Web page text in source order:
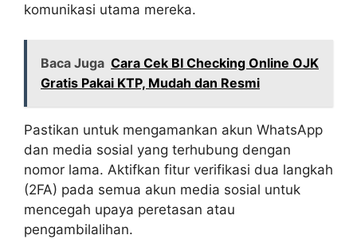
komunikasi utama mereka.
Baca Juga Cara Cek BI Checking Online OJK
Gratis Pakai KTP, Mudah dan Resmi
Pastikan untuk mengamankan akun WhatsApp
dan media sosial yang terhubung dengan
nomor lama. Aktifkan fitur verifikasi dua langkah
(2FA) pada semua akun media sosial untuk
mencegah upaya peretasan atau
pengambilalihan.